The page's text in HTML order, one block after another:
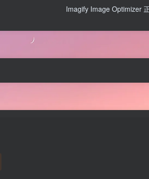
Imagify Image Optimizer